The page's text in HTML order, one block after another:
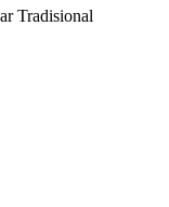
Tradisional